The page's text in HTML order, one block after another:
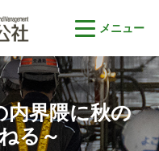
内界隈に秋の
る～